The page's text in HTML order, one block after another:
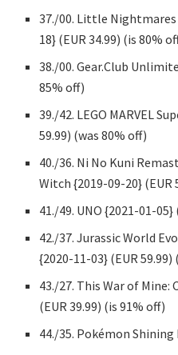
37./00. Little
18} (EUR 34.99) (is 80%
38./00. Gear.Club
85% off)
39./42. LEGO MARVEL
59.99) (was 80% off)
40./36. Ni No Kuni
Witch {2019-09-20} (EUR
41./49. UNO {2021-01-
42./37. Jurassic World
{2020-11-03} (EUR 59.99)
43./27. This War of
(EUR 39.99) (is 91% off)
44./35. Pokémon Shining